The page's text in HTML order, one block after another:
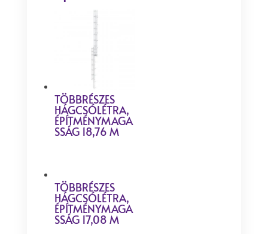
TÖBBRÉSZES
HÁGCSÓLÉTRA,
ÉPÍTMÉNYMAGA
SSÁG 18,76 M
TÖBBRÉSZES
HÁGCSÓLÉTRA,
ÉPÍTMÉNYMAGA
SSÁG 17,08 M